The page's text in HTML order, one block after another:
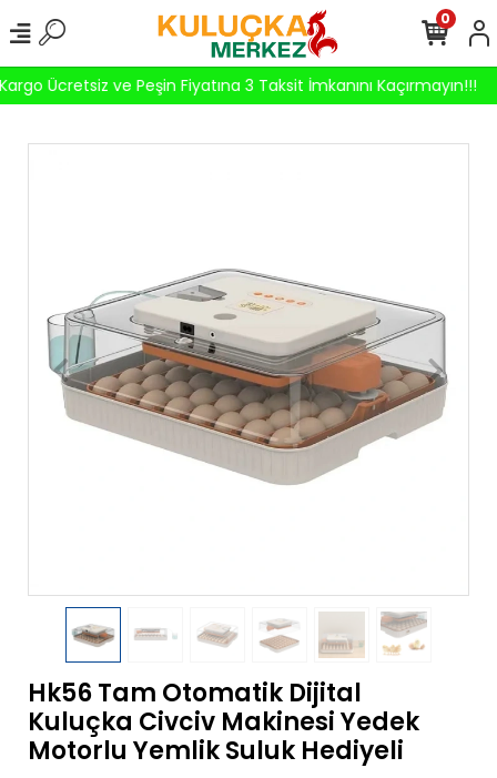
Ücretsiz ve Peşin Fiyatına 3 Taksit İmkanını Kaçırmayın!!!
0
Hk56 Tam Otomatik Dijital
Kuluçka Civciv Makinesi Yedek
Motorlu Yemlik Suluk Hediyeli